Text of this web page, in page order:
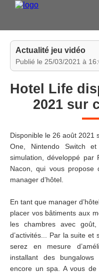
Actualité jeu vidéo
Publié le 25/03/2021 à
Hotel Life
2021 sur
Disponible le 26 août 2021
One, Nintendo Switch
simulation, développé par
Nacon, qui vous propose
manager d’hôtel.
En tant que manager
placer vos bâtiments aux
les chambres avec
d’activités... Par la suite
serez en mesure
installant des
encore un spa. A vous